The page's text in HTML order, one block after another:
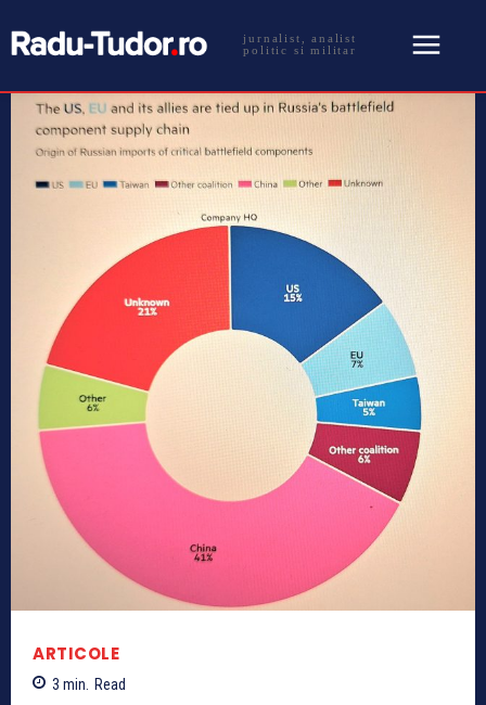
jurnalist, analist
politic si militar
ARTICOLE
3 min. Read